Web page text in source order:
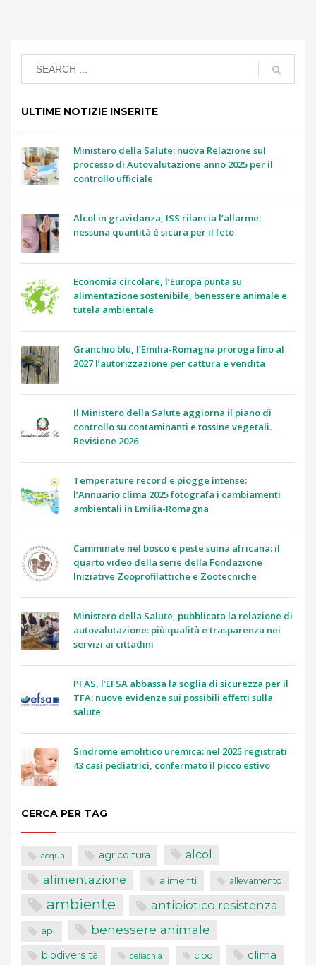
ULTIME NOTIZIE INSERITE
Ministero della Salute: nuova Relazione sul
processo di Autovalutazione anno 2025 per il
controllo ufficiale
Alcol in gravidanza, ISS rilancia l’allarme:
nessuna quantità è sicura per il feto
Economia circolare, l’Europa punta su
alimentazione sostenibile, benessere animale e
tutela ambientale
Granchio blu, l’Emilia-Romagna proroga fino al
2027 l’autorizzazione per cattura e vendita
Il Ministero della Salute aggiorna il piano di
controllo su contaminanti e tossine vegetali.
Revisione 2026
Temperature record e piogge intense:
l’Annuario clima 2025 fotografa i cambiamenti
ambientali in Emilia-Romagna
Camminate nel bosco e peste suina africana: il
quarto video della serie della Fondazione
Iniziative Zooprofilattiche e Zootecniche
Ministero della Salute, pubblicata la relazione di
autovalutazione: più qualità e trasparenza nei
servizi ai cittadini
PFAS, l’EFSA abbassa la soglia di sicurezza per il
TFA: nuove evidenze sui possibili effetti sulla
salute
Sindrome emolitico uremica: nel 2025 registrati
43 casi pediatrici, confermato il picco estivo
CERCA PER TAG
acqua agricoltura alcol
alimentazione alimenti allevamento
ambiente antibiotico resistenza
api benessere animale
biodiversità celiachia cibo clima